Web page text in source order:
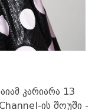
კარიარა 13
ის შოუში -